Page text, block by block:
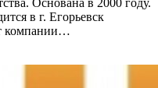
Основана в 2000 году.
в г. Егорьевск
компании…